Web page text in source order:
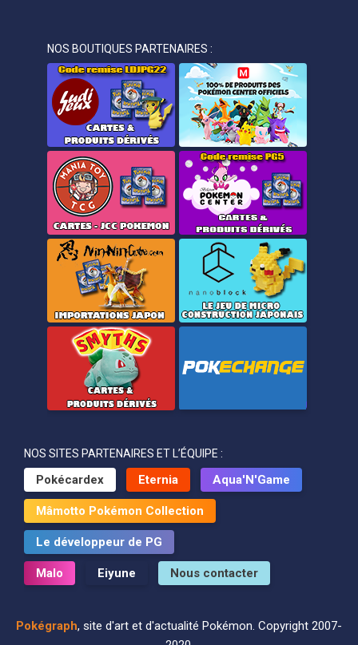
NOS BOUTIQUES PARTENAIRES :
NOS SITES PARTENAIRES ET L’ÉQUIPE :
Pokécardex Eternia Aqua'N'Game
Mâmotto Pokémon Collection
Le développeur de PG
Malo Eiyune Nous contacter
Pokégraph, site d'art et d'actualité Pokémon. Copyright 2007-